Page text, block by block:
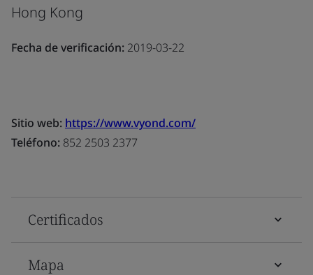
Hong Kong
Fecha de verificación: 2019-03-22
Sitio web: https://www.vyond.com/
Teléfono: 852 2503 2377
Certificados
Mapa